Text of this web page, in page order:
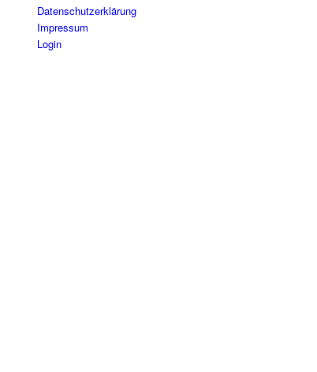
Datenschutzerklärung
Impressum
Login